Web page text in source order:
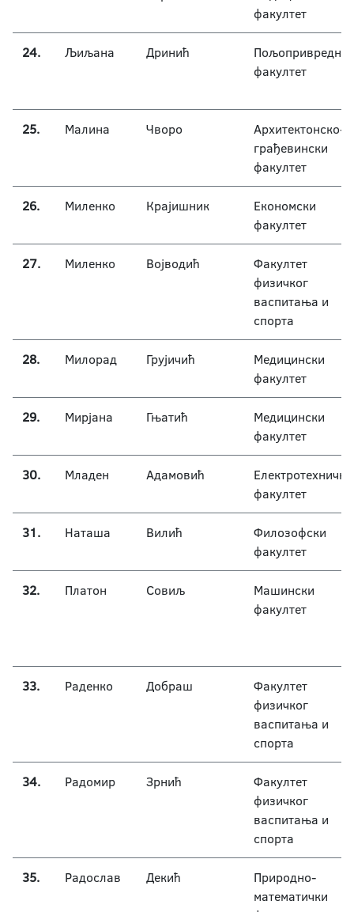
факултет
24. Љиљана Дринић
Пољопривредни
факултет
25. Малина Чворо
Архитектонско-
грађевински
факултет
26. Миленко Крајишник
Економски
факултет
27. Миленко Војводић
Факултет
физичког
васпитања и
спорта
28. Милорад Грујичић
Медицински
факултет
29. Мирјана Гњатић
Медицински
факултет
30. Младен Адамовић
Електротехнички
факултет
31. Наташа Вилић
Филозофски
факултет
32. Платон Совиљ
Машински
факултет
33. Раденко Добраш
Факултет
физичког
васпитања и
спорта
34. Радомир Зрнић
Факултет
физичког
васпитања и
спорта
35. Радослав Декић
Природно-
математички